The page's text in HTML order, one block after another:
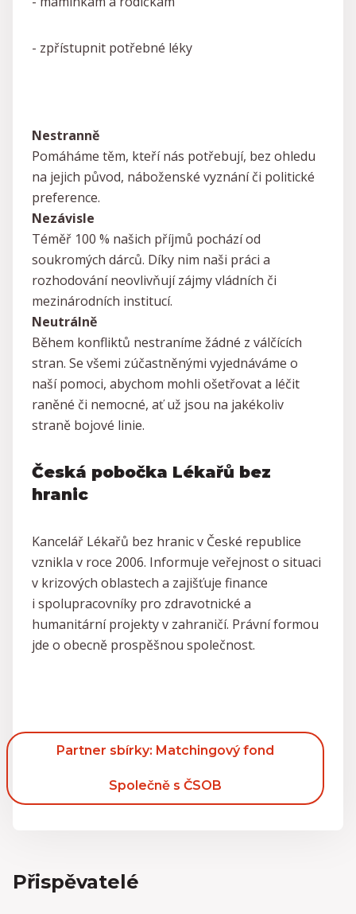
- zpřístupnit potřebné léky
Nestranně
Pomáháme těm, kteří nás potřebují, bez ohledu
na jejich původ, náboženské vyznání či politické
preference.
Nezávisle
Téměř 100 % našich příjmů pochází od
soukromých dárců. Díky nim naši práci a
rozhodování neovlivňují zájmy vládních či
mezinárodních institucí.
Neutrálně
Během konfliktů nestraníme žádné z válčících
stran. Se všemi zúčastněnými vyjednáváme o
naší pomoci, abychom mohli ošetřovat a léčit
raněné či nemocné, ať už jsou na jakékoliv
straně bojové linie.
Česká pobočka Lékařů bez
hranic
Kancelář Lékařů bez hranic v České republice
vznikla v roce 2006. Informuje veřejnost o situaci
v krizových oblastech a zajišťuje finance
i spolupracovníky pro zdravotnické a
humanitární projekty v zahraničí. Právní formou
jde o obecně prospěšnou společnost.
Partner sbírky: Matchingový fond
Společně s ČSOB
Přispěvatelé